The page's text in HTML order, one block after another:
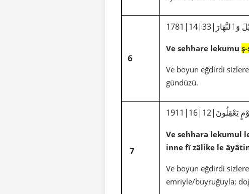
6
وَٱلنَّهَارَ
Ve sehhare lekumu
Ve boyun eğdirdi sizlere
gündüzü.
7
يَعْقِلُونَ
Ve sehhara lekumul
inne fî zâlike le
Ve boyun eğdirdi
emriyle/buyruğuyla;